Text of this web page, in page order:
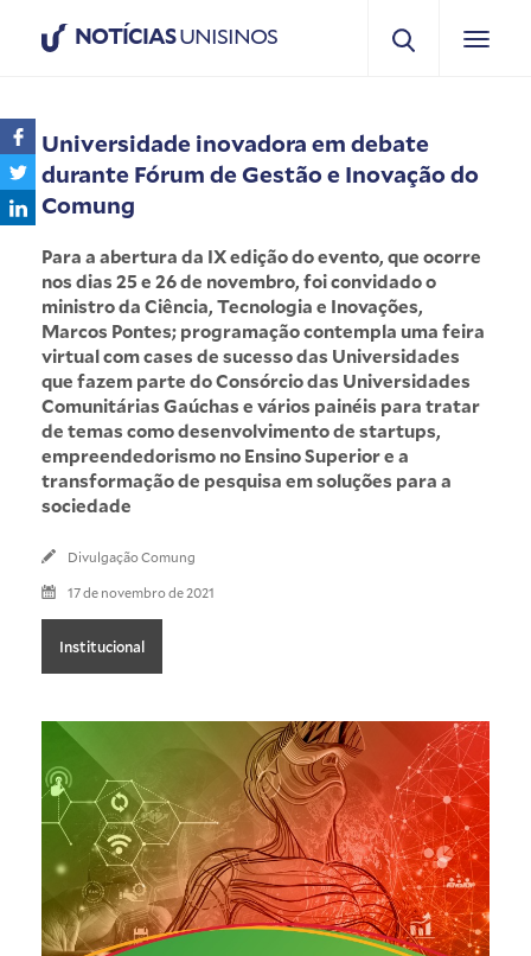
NOTÍCIASUNISINOS
Universidade inovadora em debate
durante Fórum de Gestão e Inovação do
Comung
Para a abertura da IX edição do evento, que ocorre
nos dias 25 e 26 de novembro, foi convidado o
ministro da Ciência, Tecnologia e Inovações,
Marcos Pontes; programação contempla uma feira
virtual com cases de sucesso das Universidades
que fazem parte do Consórcio das Universidades
Comunitárias Gaúchas e vários painéis para tratar
de temas como desenvolvimento de startups,
empreendedorismo no Ensino Superior e a
transformação de pesquisa em soluções para a
sociedade
Divulgação Comung
17 de novembro de 2021
Institucional